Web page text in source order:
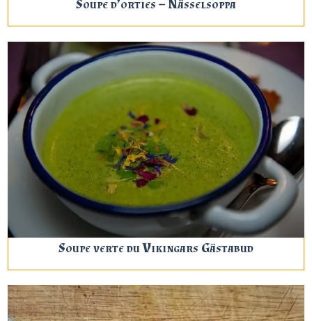
Soupe d’orties – Nässelsoppa
Soupe verte du Vikingars Gästabud